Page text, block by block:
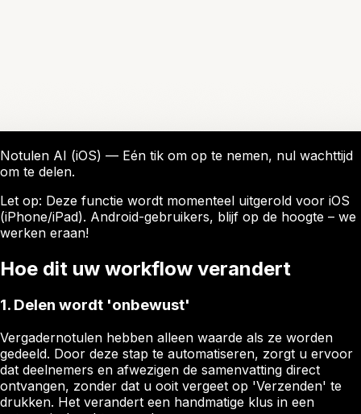
Notulen AI (iOS) — Eén tik om op te nemen, nul wachttijd
om te delen.
Let op: Deze functie wordt momenteel uitgerold voor iOS
(iPhone/iPad). Android-gebruikers, blijf op de hoogte – we
werken eraan!
Hoe dit uw workflow verandert
1. Delen wordt 'onbewust'
Vergadernotulen hebben alleen waarde als ze worden
gedeeld. Door deze stap te automatiseren, zorgt u ervoor
dat deelnemers en afwezigen de samenvatting direct
ontvangen, zonder dat u ooit vergeet op 'Verzenden' te
drukken. Het verandert een handmatige klus in een